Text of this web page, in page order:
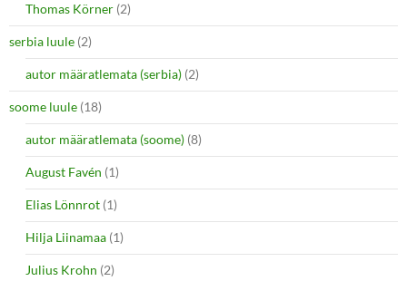
Thomas Körner (2)
serbia luule (2)
autor määratlemata (serbia) (2)
soome luule (18)
autor määratlemata (soome) (8)
August Favén (1)
Elias Lönnrot (1)
Hilja Liinamaa (1)
Julius Krohn (2)